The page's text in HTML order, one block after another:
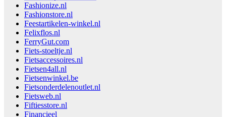
Fashionize.nl
Fashionstore.nl
Feestartikelen-winkel.nl
Felixflos.nl
FerryGut.com
Fiets-stoeltje.nl
Fietsaccessoires.nl
Fietsen4all.nl
Fietsenwinkel.be
Fietsonderdelenoutlet.nl
Fietsweb.nl
Fiftiesstore.nl
Financieel